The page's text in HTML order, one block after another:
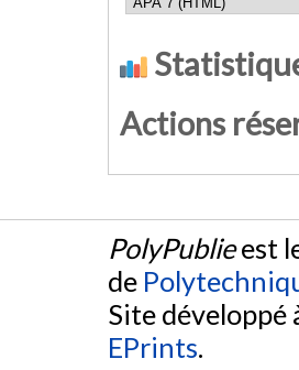
Actions
PolyPublieest
de
Site développé
EPrints.